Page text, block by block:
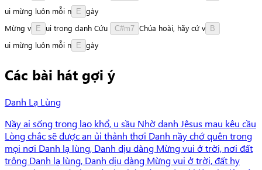
ui mừng luôn mỗi n E gày
Mừng v E ui trong danh Cứu C#m7 Chúa hoài, hãy cứ v B
ui mừng luôn mỗi n E gày
Các bài hát gợi ý
Danh Lạ Lùng
Nầy ai sống trong lao khổ, u sầu Nhờ danh Jêsus mau kêu cầu
Lòng chắc sẽ được an ủi thảnh thơi Danh nầy chớ quên trong
mọi nơi Danh lạ lùng, Danh dịu dàng Mừng vui ở trời, nơi đất
trông Danh lạ lùng, Danh dịu dàng Mừng vui ở trời, đất hy